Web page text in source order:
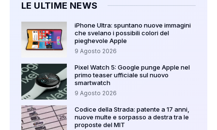
LE ULTIME NEWS
iPhone Ultra: spuntano nuove immagini
che svelano i possibili colori del
pieghevole Apple
9 Agosto 2026
Pixel Watch 5: Google punge Apple nel
primo teaser ufficiale sul nuovo
smartwatch
9 Agosto 2026
Codice della Strada: patente a 17 anni,
nuove multe e sorpasso a destra tra le
proposte del MIT